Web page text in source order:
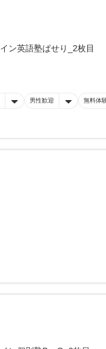
男性歓迎 無料体